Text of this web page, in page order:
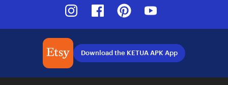
InstagramFacebookPinterest
Download the KETUA APK App